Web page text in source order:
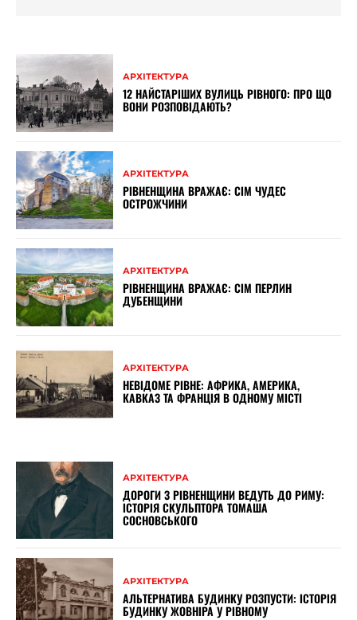
АРХІТЕКТУРА
12 НАЙСТАРІШИХ ВУЛИЦЬ РІВНОГО: ПРО ЩО
ВОНИ РОЗПОВІДАЮТЬ?
АРХІТЕКТУРА
РІВНЕНЩИНА ВРАЖАЄ: СІМ ЧУДЕС
ОСТРОЖЧИНИ
АРХІТЕКТУРА
РІВНЕНЩИНА ВРАЖАЄ: СІМ ПЕРЛИН
ДУБЕНЩИНИ
АРХІТЕКТУРА
НЕВІДОМЕ РІВНЕ: АФРИКА, АМЕРИКА,
КАВКАЗ ТА ФРАНЦІЯ В ОДНОМУ МІСТІ
АРХІТЕКТУРА
ДОРОГИ З РІВНЕНЩИНИ ВЕДУТЬ ДО РИМУ:
ІСТОРІЯ СКУЛЬПТОРА ТОМАША
СОСНОВСЬКОГО
АРХІТЕКТУРА
АЛЬТЕРНАТИВА БУДИНКУ РОЗПУСТИ: ІСТОРІЯ
БУДИНКУ ЖОВНІРА У РІВНОМУ